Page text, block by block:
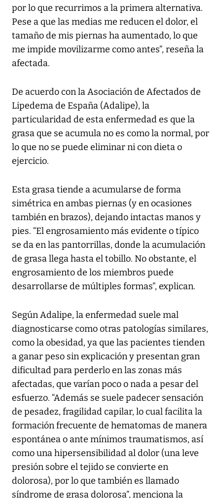
por lo que recurrimos a la primera alternativa.
Pese a que las medias me reducen el dolor, el
tamaño de mis piernas ha aumentado, lo que
me impide movilizarme como antes”, reseña la
afectada.
De acuerdo con la Asociación de Afectados de
Lipedema de España (Adalipe), la
particularidad de esta enfermedad es que la
grasa que se acumula no es como la normal, por
lo que no se puede eliminar ni con dieta o
ejercicio.
Esta grasa tiende a acumularse de forma
simétrica en ambas piernas (y en ocasiones
también en brazos), dejando intactas manos y
pies. “El engrosamiento más evidente o típico
se da en las pantorrillas, donde la acumulación
de grasa llega hasta el tobillo. No obstante, el
engrosamiento de los miembros puede
desarrollarse de múltiples formas”, explican.
Según Adalipe, la enfermedad suele mal
diagnosticarse como otras patologías similares,
como la obesidad, ya que las pacientes tienden
a ganar peso sin explicación y presentan gran
dificultad para perderlo en las zonas más
afectadas, que varían poco o nada a pesar del
esfuerzo. “Además se suele padecer sensación
de pesadez, fragilidad capilar, lo cual facilita la
formación frecuente de hematomas de manera
espontánea o ante mínimos traumatismos, así
como una hipersensibilidad al dolor (una leve
presión sobre el tejido se convierte en
dolorosa), por lo que también es llamado
síndrome de grasa dolorosa”, menciona la